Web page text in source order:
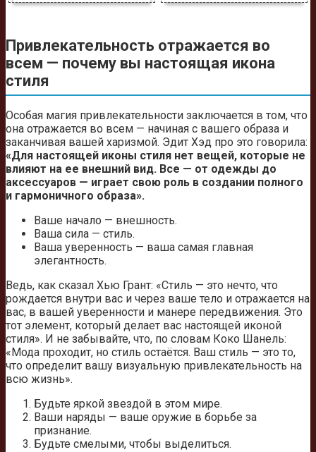
Привлекательность отражается во
всем — почему вы настоящая икона
стиля
Особая магия привлекательности заключается в том, что
она отражается во всем — начиная с вашего образа и
заканчивая вашей харизмой. Эдит Хэд про это говорила:
«Для настоящей иконы стиля нет вещей, которые не
влияют на ее внешний вид. Все — от одежды до
аксессуаров — играет свою роль в создании полного
и гармоничного образа».
Ваше начало — внешность.
Ваша сила — стиль.
Ваша уверенность — ваша самая главная
элегантность.
Ведь, как сказал Хью Грант: «Стиль — это нечто, что
рождается внутри вас и через ваше тело и отражается на
вас, в вашей уверенности и манере передвижения. Это
тот элемент, который делает вас настоящей иконой
стиля». И не забывайте, что, по словам Коко Шанель:
«Мода проходит, но стиль остаётся. Ваш стиль — это то,
что определит вашу визуальную привлекательность на
всю жизнь».
Будьте яркой звездой в этом мире.
Ваши наряды — ваше оружие в борьбе за
признание.
Будьте смелыми, чтобы выделиться.